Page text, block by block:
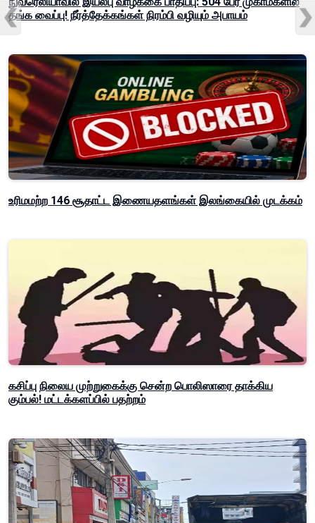
தங்க வைப்பு! நீர்த்தேக்கங்கள் நிரம்பி வழியும் அபாயம்
உரிமமற்ற 146 சூதாட்ட இணையதளங்கள் இலங்கையில் முடக்கம்
கசிப்பு நிலைய முற்றுகைக்கு சென்ற பொலிஸாரை தாக்கிய
கும்பல்! மட்டக்களப்பில் பதற்றம்